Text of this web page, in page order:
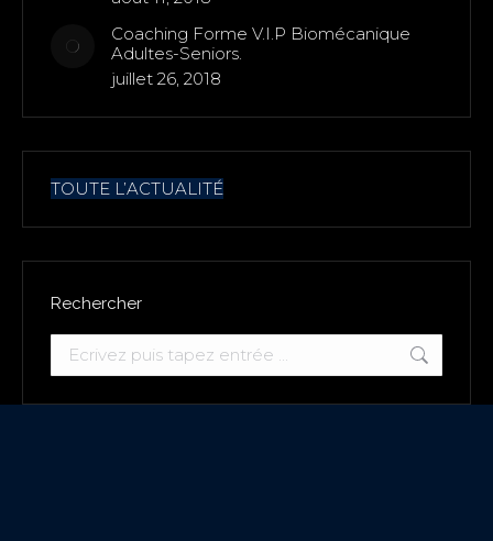
Coaching Forme V.I.P Biomécanique
Adultes-Seniors.
juillet 26, 2018
TOUTE L’ACTUALITÉ
Rechercher